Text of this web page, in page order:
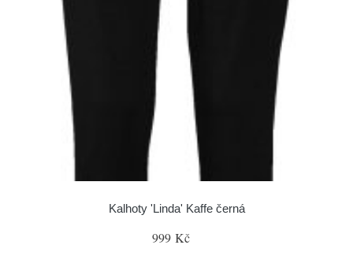
Kalhoty 'Linda' Kaffe černá
999 Kč